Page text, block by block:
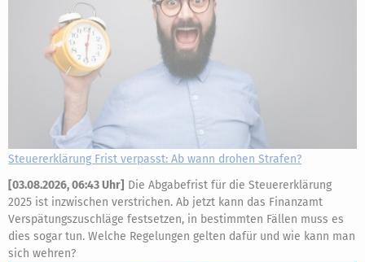
Steuererklärung Frist verpasst: Ab wann drohen Strafen?
[03.08.2026, 06:43 Uhr] Die Abgabefrist für die Steuererklärung
2025 ist inzwischen verstrichen. Ab jetzt kann das Finanzamt
Verspätungszuschläge festsetzen, in bestimmten Fällen muss es
dies sogar tun. Welche Regelungen gelten dafür und wie kann man
sich wehren?